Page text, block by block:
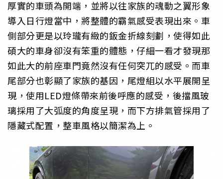
厚實的車頭為開端，並將以往家族的魂動之翼形象
導入日行燈當中，將整體的霸氣感受表現出來。車
側部分更是以玲瓏有緻的鈑金折線刻劃，使得如此
碩大的車身卻沒有笨重的體態，仔細一看才發現那
如此大的前座車門竟然沒有任何突兀的感受。而車
尾部分也彰顯了家族的基因，尾燈組以水平展開呈
現，使用LED燈條帶來前後呼應的感受，後擋風玻
璃採用了大弧度的角度呈現，而下方排氣管採用了
隱藏式配置，整車風格以簡潔為上。